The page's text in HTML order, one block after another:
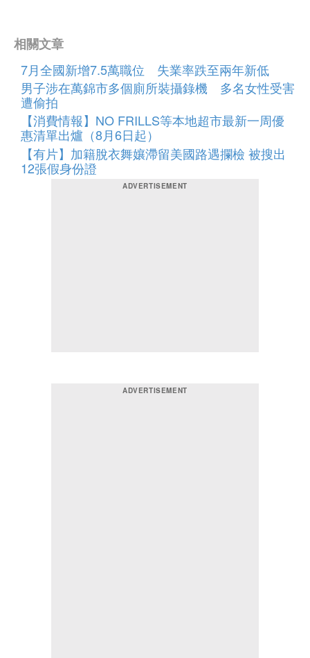
相關文章
7月全國新增7.5萬職位 失業率跌至兩年新低
男子涉在萬錦市多個廁所裝攝錄機 多名女性受害
遭偷拍
【消費情報】NO FRILLS等本地超市最新一周優
惠清單出爐（8月6日起）
【有片】加籍脫衣舞孃滯留美國路遇攔檢 被搜出
12張假身份證